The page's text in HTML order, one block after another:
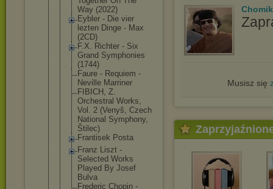
Way (2022)
Eybler - Die vier
lezten Dinge - Max
(2CD)
F.X. Richter - Six
Grand Symphonies
(1744)
Faure - Requiem -
Neville Marriner
FIBICH, Z.
Orchestral Works,
Vol. 2 (Venyš, Czech
National Symphony,
Štilec)
Frantisek Posta
Franz Liszt -
Selected Works
Played By Josef
Bulva
Frederic Chopin -
Musisz się